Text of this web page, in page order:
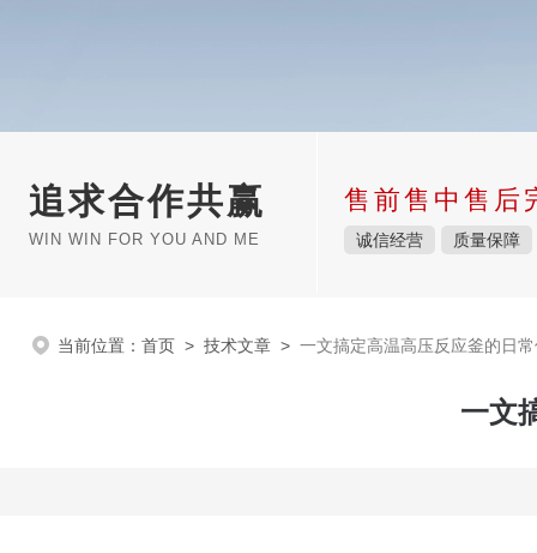
追求合作共赢
WIN WIN FOR YOU AND ME
售前售中售后
诚信经营 质量保障
当前位置： 首页 > 技术文章 > 一文搞定高温高压反应釜的日
一文